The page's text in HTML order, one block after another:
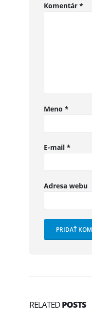
Komentár *
Meno *
E-mail *
Adresa webu
RELATEDPOSTS